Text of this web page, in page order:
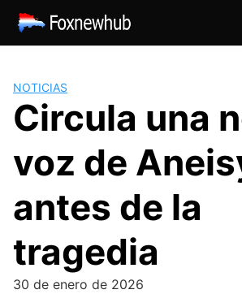
Saltar
contenido
NOTICIAS
Circula una
voz de
antes de la
tragedia
30 de enero de 2026